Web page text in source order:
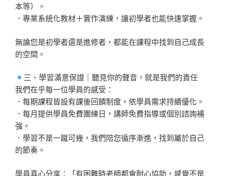
本等）。
．專業系統化教材＋實作演練，讓初學者也能快速掌握。
無論您是初學者還是進修者，都能在課程中找到自己成長
的空間。
三、學習滿意保證｜聽見你的聲音，就是我們的責任
我們在乎每一位學員的感受：
．每期課程皆設有課後回饋制度，依學員需求持續優化。
．每月提供學員免費團練日，講師免費指導或個別諮詢補
強。
．學習不是一蹴可幾，我們陪您循序漸進，找到屬於自己
的節奏。
學員真心分享：「有困難時老師都會耐心協助，感覺不是